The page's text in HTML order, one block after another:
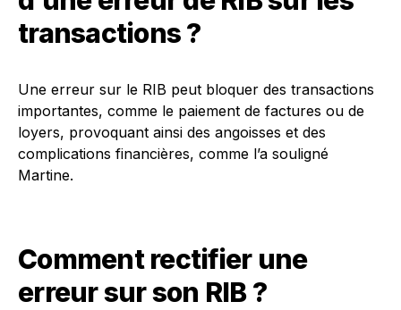
transactions ?
Une erreur sur le RIB peut bloquer des transactions
importantes, comme le paiement de factures ou de
loyers, provoquant ainsi des angoisses et des
complications financières, comme l’a souligné
Martine.
Comment rectifier une
erreur sur son RIB ?